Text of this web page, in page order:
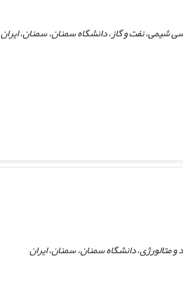
شیمی، نفت و گاز، دانشگاه سمنان، سمنان، ایران
متالورژی، دانشگاه سمنان، سمنان، ایران